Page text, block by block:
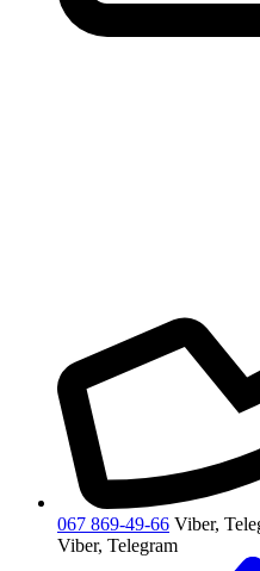
067 869-49-66 Viber,
Viber, Telegram